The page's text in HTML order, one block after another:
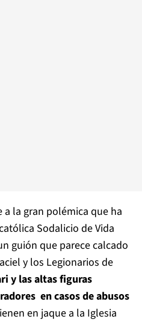
a la gran polémica que ha
Sodalicio de Vida
guión que parece calcado
y los Legionarios de
y las altas figuras
en casos de abusos
en jaque a la Iglesia